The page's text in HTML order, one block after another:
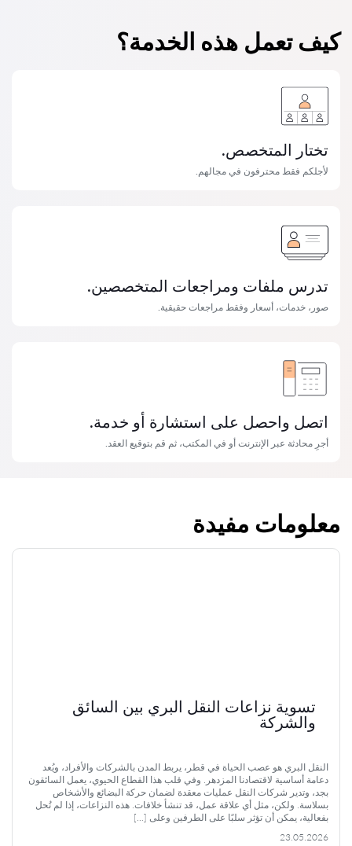
كيف تعمل هذه الخدمة؟
تختار المتخصص.
لأجلكم فقط محترفون في مجالهم.
تدرس ملفات ومراجعات المتخصصين.
صور، خدمات، أسعار وفقط مراجعات حقيقية.
اتصل واحصل على استشارة أو خدمة.
أجرِ محادثة عبر الإنترنت أو في المكتب، ثم قم بتوقيع العقد.
معلومات مفيدة
تسوية نزاعات النقل البري بين السائق
والشركة
النقل البري هو عصب الحياة في قطر، يربط المدن بالشركات والأفراد، ويُعد
دعامة أساسية لاقتصادنا المزدهر. وفي قلب هذا القطاع الحيوي، يعمل السائقون
بجد، وتدير شركات النقل عمليات معقدة لضمان حركة البضائع والأشخاص
بسلاسة. ولكن، مثل أي علاقة عمل، قد تنشأ خلافات. هذه النزاعات، إذا لم تُحل
بفعالية، يمكن أن تؤثر سلبًا على الطرفين وعلى […]
23.05.2026